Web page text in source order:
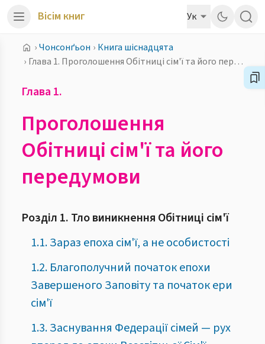
Вісім книг Ук
›Чонсонґьон › Книга шіснадцята
›
Глава 1. Проголошення Обітниці сім'ї та його передумови
Глава 1.
Проголошення
Обітниці сім'ї та його
передумови
Розділ 1. Тло виникнення Обітниці сім'ї
1.1. Зараз епоха сім'ї, а не особистості
1.2. Благополучний початок епохи
Завершеного Заповіту та початок ери
сім'ї
1.3. Заснування Федерації сімей — рух